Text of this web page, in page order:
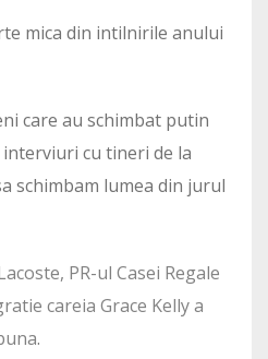
mica din intilnirile anului
care au schimbat putin
cu tineri de la
schimbam lumea din jurul
PR-ul Casei Regale
careia Grace Kelly a
.